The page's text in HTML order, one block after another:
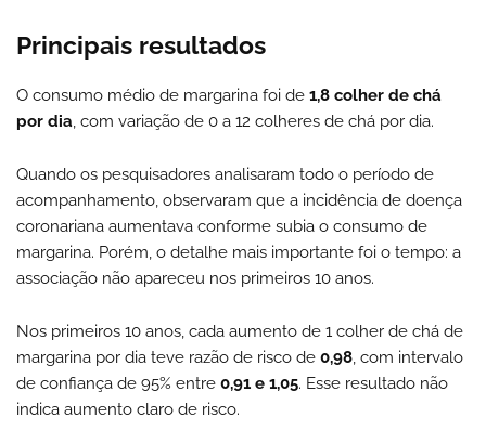
Principais resultados
O consumo médio de margarina foi de 1,8 colher de chá
por dia, com variação de 0 a 12 colheres de chá por dia.
Quando os pesquisadores analisaram todo o período de
acompanhamento, observaram que a incidência de doença
coronariana aumentava conforme subia o consumo de
margarina. Porém, o detalhe mais importante foi o tempo: a
associação não apareceu nos primeiros 10 anos.
Nos primeiros 10 anos, cada aumento de 1 colher de chá de
margarina por dia teve razão de risco de 0,98, com intervalo
de confiança de 95% entre 0,91 e 1,05. Esse resultado não
indica aumento claro de risco.